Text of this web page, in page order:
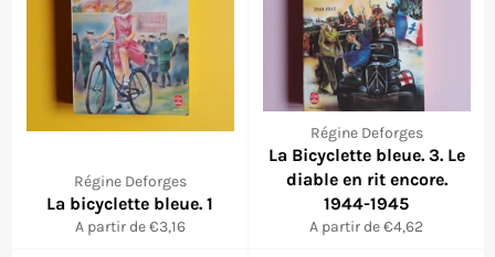
Régine Deforges
La bicyclette bleue. 1
A partir de €3,16
Régine Deforges
La Bicyclette bleue. 3. Le
diable en rit encore.
1944-1945
A partir de €4,62